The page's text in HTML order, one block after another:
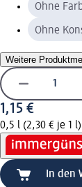
Ohne
Ohne
Weitere
1,15 €
0,5 l (2,30 € je 1 l)
In den